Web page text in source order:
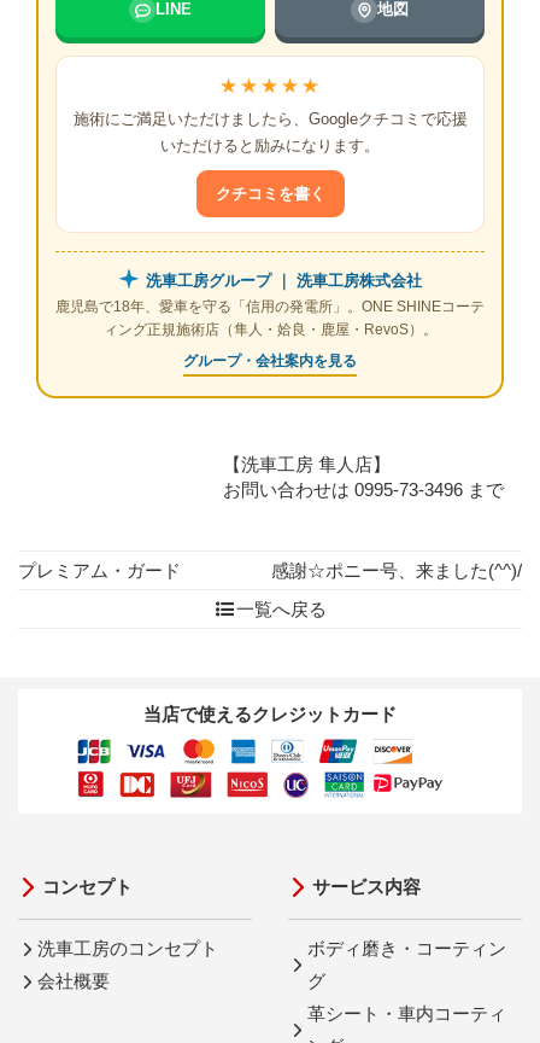
LINE 地図
★★★★★
施術にご満足いただけましたら、Googleクチコミで応援
いただけると励みになります。
クチコミを書く
洗車工房グループ ｜ 洗車工房株式会社
鹿児島で18年、愛車を守る「信用の発電所」。ONE SHINEコーテ
ィング正規施術店（隼人・姶良・鹿屋・RevoS）。
グループ・会社案内を見る
【洗車工房 隼人店】
お問い合わせは 0995-73-3496 まで
プレミアム・ガード
感謝☆ポニー号、来ました(^^)/
一覧へ戻る
当店で使えるクレジットカード
コンセプト
洗車工房のコンセプト
会社概要
サービス内容
ボディ磨き・コーティン
グ
革シート・車内コーティ